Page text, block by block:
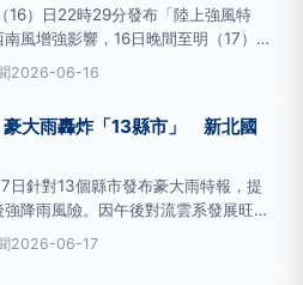
16）日22時29分發布「陸上強風特
風增強影響，16日晚間至明（17）
分地區將出現平均風速6級以上或陣風
並針對桃園市、新竹市、新竹縣、苗
氣象署今（16）日22時29分發布6縣
2026-06-16
大雨轟炸「13縣市」 新北國
日針對13個縣市發布豪大雨特報，提
降雨風險。因午後對流雲系發展旺
時強降雨現象，台北市、新北市、基隆
山區有局部大雨或豪雨發生的機率；新
2026-06-17